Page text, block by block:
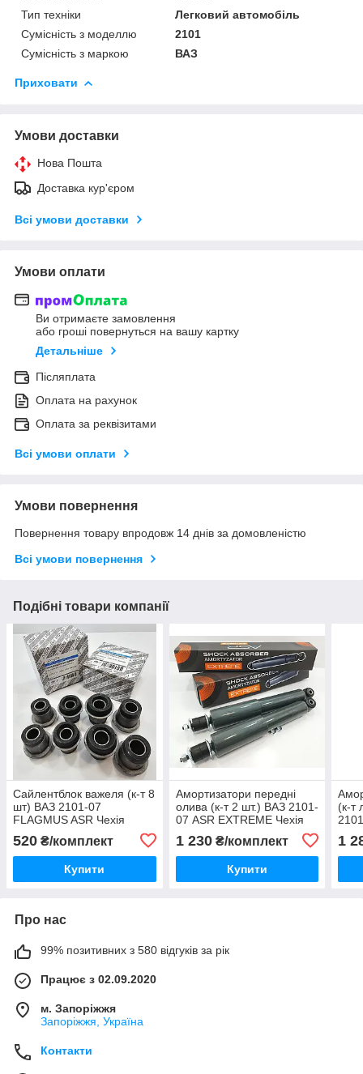
Тип техніки
Легковий автомобіль
Сумісність з моделлю
2101
Сумісність з маркою
ВАЗ
Приховати
Умови доставки
Нова Пошта
Доставка кур'єром
Всі умови доставки
Умови оплати
Ви отримаєте замовлення
або гроші повернуться на вашу картку
Детальніше
Післяплата
Оплата на рахунок
Оплата за реквізитами
Всі умови оплати
Умови повернення
Повернення товару впродовж 14 днів за домовленістю
Всі умови повернення
Подібні товари компанії
Сайлентблок важеля (к-т 8
шт) ВАЗ 2101-07
FLAGMUS ASR Чехія
520 ₴/комплект
Купити
Амортизатори передні
олива (к-т 2 шт.) ВАЗ 2101-
07 ASR EXTREME Чехія
1 230₴/комплект
Купити
(к-т
1
Про нас
99% позитивних з 580 відгуків за рік
Працює з 02.09.2020
м. Запоріжжя
Запоріжжя, Україна
Контакти